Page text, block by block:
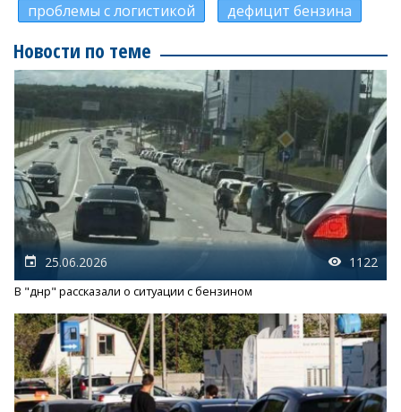
проблемы с логистикой
дефицит бензина
Новости по теме
25.06.2026 1122
В "днр" рассказали о ситуации с бензином